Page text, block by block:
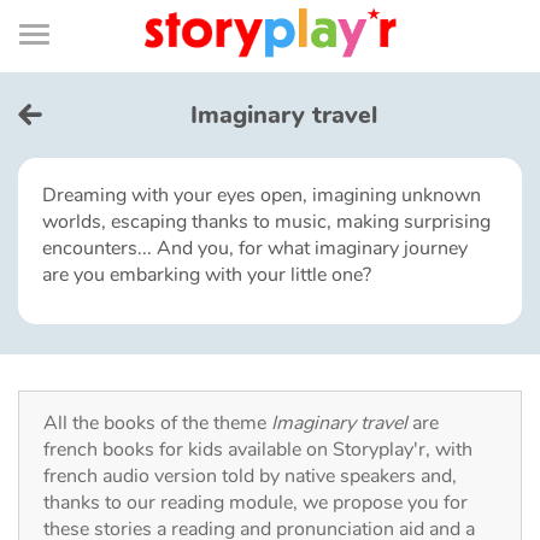
Connexion
Bibliothèque
de
page
Menu
Log in
Try for free
Library
Home
Tales and classics in french
Imaginary travel
Dreaming with your eyes open, imagining unknown
worlds, escaping thanks to music, making surprising
encounters... And you, for what imaginary journey
are you embarking with your little one?
All the books of the theme Imaginary travelare
french books for kids available on Storyplay'r, with
french audio version told by native speakers and,
thanks to our reading module, we propose you for
these stories a reading and pronunciation aid and a